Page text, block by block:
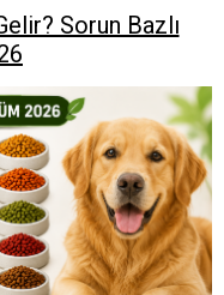
Sorun Bazlı